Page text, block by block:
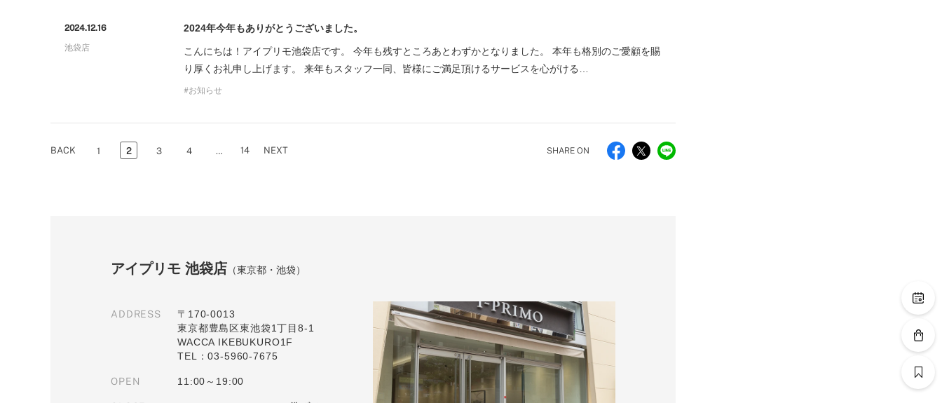
2024.12.16
池袋店
2024年今年もありがとうございました。
こんにちは！アイプリモ池袋店です。 今年も残すところあとわずかとなりました。 本年も格別のご愛顧を賜
り厚くお礼申し上げます。 来年もスタッフ一同、皆様にご満足頂けるサービスを心がける…
お知らせ
BACK 1 2 3 4 … 14 NEXT SHARE ON
アイプリモ 池袋店 （東京都・池袋）
ADDRESS
〒170-0013
東京都豊島区東池袋1丁目8-1
WACCA IKEBUKURO1F
TEL：03-5960-7675
OPEN 11:00～19:00